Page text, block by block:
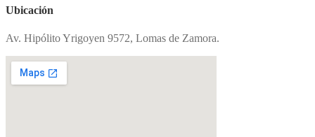
Ubicación
Av. Hipólito Yrigoyen 9572, Lomas de Zamora.